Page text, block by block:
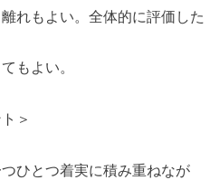
れもよい。全体的に評価した
もよい。
＞
ひとつ着実に積み重ねなが